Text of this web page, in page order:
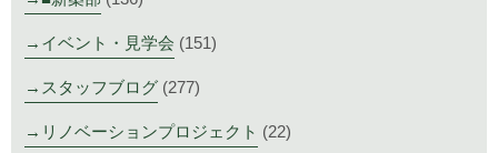
イベント・見学会 (151)
スタッフブログ (277)
リノベーションプロジェクト (22)